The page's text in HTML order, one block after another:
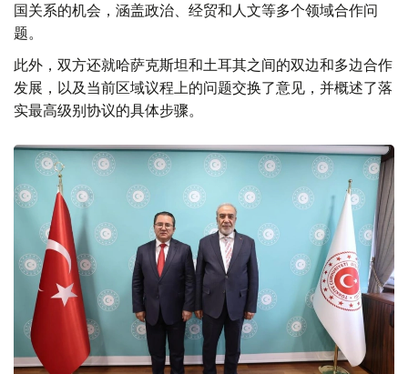
国关系的机会，涵盖政治、经贸和人文等多个领域合作问
题。
此外，双方还就哈萨克斯坦和土耳其之间的双边和多边合作
发展，以及当前区域议程上的问题交换了意见，并概述了落
实最高级别协议的具体步骤。